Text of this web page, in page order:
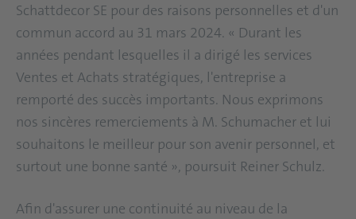
Schattdecor SE pour des raisons personnelles et d'un
commun accord au 31 mars 2024. « Durant les
années pendant lesquelles il a dirigé les services
Ventes et Achats stratégiques, l'entreprise a
remporté des succès importants. Nous exprimons
nos sincères remerciements à M. Schumacher et lui
souhaitons le meilleur pour son avenir personnel, et
surtout une bonne santé », poursuit Reiner Schulz.
Afin d'assurer une continuité au niveau de la